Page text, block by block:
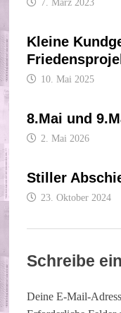
7. März 2023
Kleine
10. Mai 2025
8.Mai und
2. Mai 2026
Stiller
23. Oktober 2024
Schreibe
Deine E-Mail-